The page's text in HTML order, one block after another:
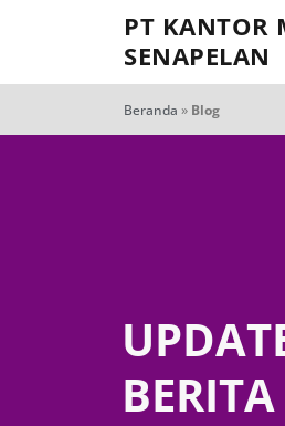
PT KANTOR
SENAPELAN
Beranda » Blog